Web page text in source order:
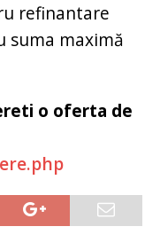
refinantare
suma maximă
o oferta de